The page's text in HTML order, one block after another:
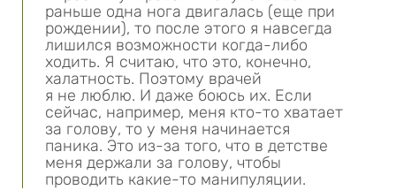
раньше одна нога двигалась (еще при
рождении), то после этого я навсегда
лишился возможности когда-либо
ходить. Я считаю, что это, конечно,
халатность. Поэтому врачей
я не люблю. И даже боюсь их. Если
сейчас, например, меня кто-то хватает
за голову, то у меня начинается
паника. Это из-за того, что в детстве
меня держали за голову, чтобы
проводить какие-то манипуляции.